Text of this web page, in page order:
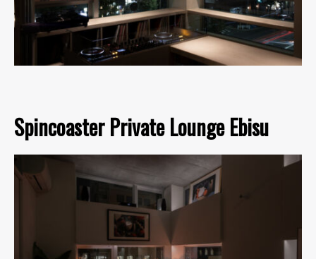
Spincoaster Private Lounge Ebisu